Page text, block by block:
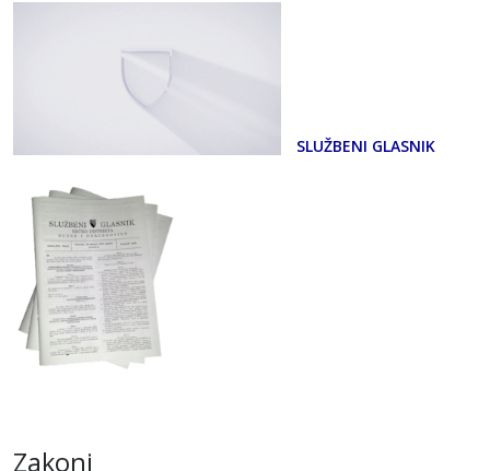
SLUŽBENI GLASNIK
Zakoni